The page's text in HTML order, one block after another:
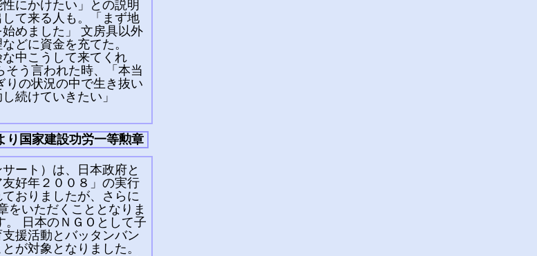
にかけたい」との説明
て来る人も。「まず地
めました」 文房具以外
どに資金を充てた。
な中こうして来てくれ
そう言われた時、「本当
りの状況の中で生き抜い
続けていきたい」
り国家建設功労一等勲章
ート）は、日本政府と
好年２００８」の実行
おりましたが、さらに
をいただくこととなりま
。 日本のＮＧＯとして子
援活動とバッタンバン
が対象となりました。